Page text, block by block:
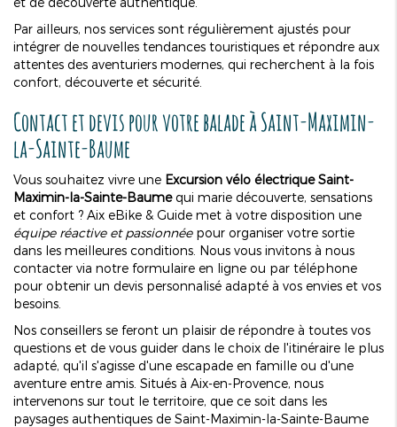
Par ailleurs, nos services sont régulièrement ajustés pour
intégrer de nouvelles tendances touristiques et répondre aux
attentes des aventuriers modernes, qui recherchent à la fois
confort, découverte et sécurité.
Contact et devis pour votre balade à Saint-Maximin-
la-Sainte-Baume
Vous souhaitez vivre une Excursion vélo électrique Saint-
Maximin-la-Sainte-Baumequi marie découverte, sensations
et confort ? Aix eBike & Guide met à votre disposition une
équipe réactive et passionnéepour organiser votre sortie
dans les meilleures conditions. Nous vous invitons à nous
contacter via notre formulaire en ligne ou par téléphone
pour obtenir un devis personnalisé adapté à vos envies et vos
besoins.
Nos conseillers se feront un plaisir de répondre à toutes vos
questions et de vous guider dans le choix de l'itinéraire le plus
adapté, qu'il s'agisse d'une escapade en famille ou d'une
aventure entre amis. Situés à Aix-en-Provence, nous
intervenons sur tout le territoire, que ce soit dans les
paysages authentiques de Saint-Maximin-la-Sainte-Baume